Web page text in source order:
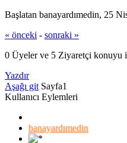
Başlatan banayardımedin, 25
« önceki - sonraki »
0 Üyeler ve 5 Ziyaretçi konuyu
Yazdır
Aşağı git Sayfa1
Kullanıcı Eylemleri
banayardımedin